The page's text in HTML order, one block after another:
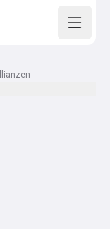
Open